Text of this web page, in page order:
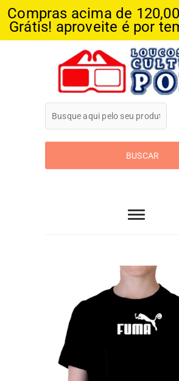
Compras acima de
Grátis! aproveite é por
Loucos
Cultura